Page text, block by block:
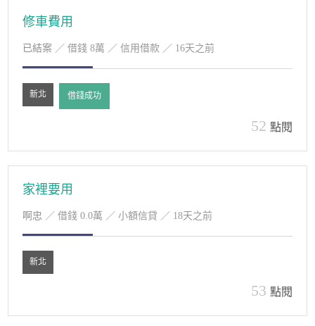
修車費用
已結案 ／ 借錢 8萬 ／ 信用借款 ／ 16天之前
新北 借錢成功
52 點閱
家裡要用
啊忠 ／ 借錢 0.0萬 ／ 小額信貸 ／ 18天之前
新北
53 點閱